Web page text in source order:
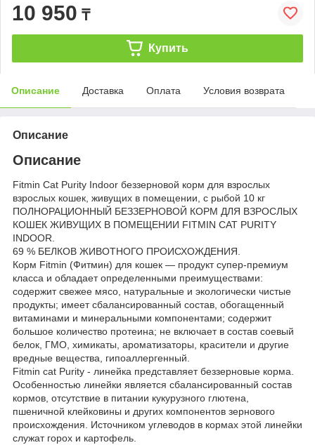
10 950 ₸
Купить
Описание Доставка Оплата Условия возврата
Описание
Описание
Fitmin Cat Purity Indoor беззерновой корм для взрослых
взрослых кошек, живущих в помещении, с рыбой 10 кг
ПОЛНОРАЦИОННЫЙ БЕЗЗЕРНОВОЙ КОРМ ДЛЯ ВЗРОСЛЫХ
КОШЕК ЖИВУЩИХ В ПОМЕЩЕНИИ FITMIN CAT PURITY
INDOOR.
69 % БЕЛКОВ ЖИВОТНОГО ПРОИСХОЖДЕНИЯ.
Корм Fitmin (Фитмин) для кошек — продукт супер-премиум
класса и обладает определенными преимуществами:
содержит свежее мясо, натуральные и экологически чистые
продукты; имеет сбалансированный состав, обогащенный
витаминами и минеральными компонентами; содержит
большое количество протеина; не включает в состав соевый
белок, ГМО, химикаты, ароматизаторы, красители и другие
вредные вещества, гипоаллергенный.
Fitmin cat Purity - линейка представляет беззерновые корма.
Особенностью линейки является сбалансированный состав
кормов, отсутствие в питании кукурузного глютена,
пшеничной клейковины и других компонентов зернового
происхождения. Источником углеводов в кормах этой линейки
служат горох и картофель.